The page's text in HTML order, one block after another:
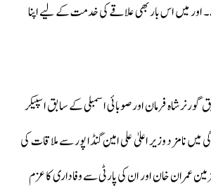
میں اس بار بھی علاقے کی خدمت کے لیے اپنا
شاہ فرمان اور صوبائی اسمبلی کے سابق اسپیکر
میں نامزد وزیر اعلیٰ علی امین گنڈا پور سے ملاقات کی
عمران خان اور ان کی پارٹی سے وفاداری کا عزم